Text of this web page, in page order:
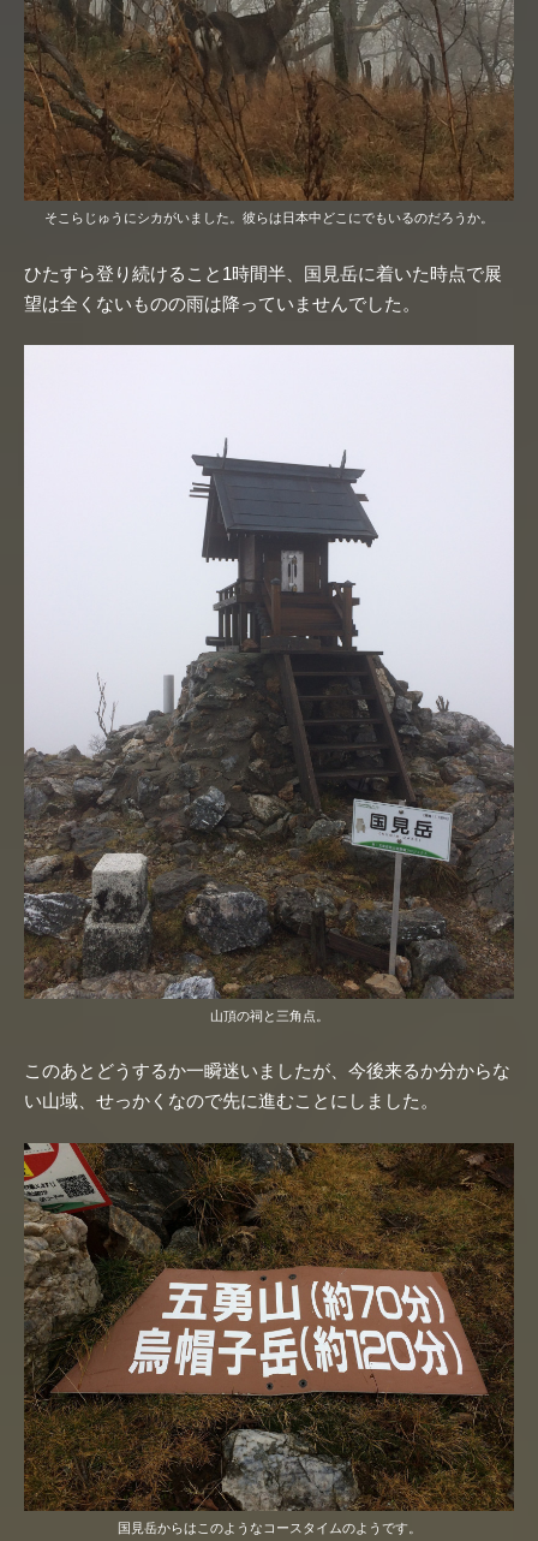
そこらじゅうにシカがいました。彼らは日本中どこにでもいるのだろうか。
ひたすら登り続けること1時間半、国見岳に着いた時点で展
望は全くないものの雨は降っていませんでした。
山頂の祠と三角点。
このあとどうするか一瞬迷いましたが、今後来るか分からな
い山域、せっかくなので先に進むことにしました。
国見岳からはこのようなコースタイムのようです。